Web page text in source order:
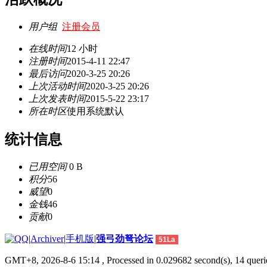
用户组 注册会员
在线时间12 小时
注册时间2015-4-11 22:47
最后访问2020-3-25 20:26
上次活动时间2020-3-25 20:26
上次发表时间2015-5-22 23:17
所在时区使用系统默认
统计信息
已用空间0 B
积分56
威望0
金钱46
贡献0
|Archiver|手机版|强弓劲弩论坛 51La
GMT+8, 2026-8-6 15:14 , Processed in 0.029682 second(s), 14